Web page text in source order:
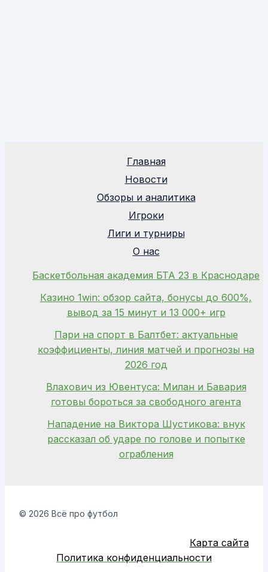
Главная
Новости
Обзоры и аналитика
Игроки
Лиги и турниры
О нас
Баскетбольная академия БТА 23 в Краснодаре
Казино 1win: обзор сайта, бонусы до 600%,
вывод за 15 минут и 13 000+ игр
Пари на спорт в Балтбет: актуальные
коэффициенты, линия матчей и прогнозы на
2026 год
Влахович из Ювентуса: Милан и Бавария
готовы бороться за свободного агента
Нападение на Виктора Шустикова: внук
рассказал об ударе по голове и попытке
ограбления
© 2026 Всё про футбол
Карта сайта
Политика конфиденциальности